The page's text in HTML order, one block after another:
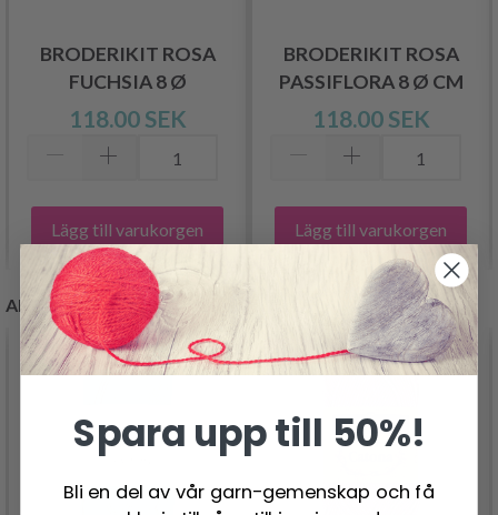
BRODERIKIT ROSA
FUCHSIA 8 Ø
118.00 SEK
Lägg till varukorgen
BRODERIKIT ROSA
PASSIFLORA 8 Ø CM
118.00 SEK
Lägg till varukorgen
ANDRA KUNDER KÖPTE
- 50%
Spara upp till 50%!
Bli en del av vår garn-gemenskap och få